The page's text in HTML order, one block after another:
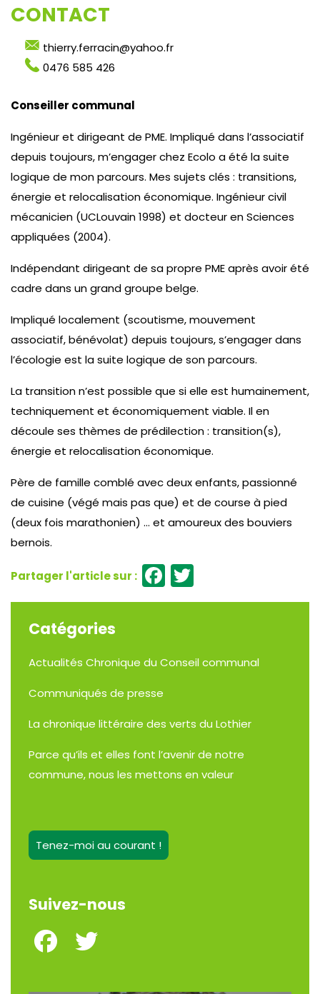
CONTACT
thierry.ferracin@yahoo.fr
0476 585 426
Conseiller communal
Ingénieur et dirigeant de PME. Impliqué dans l’associatif
depuis toujours, m’engager chez Ecolo a été la suite
logique de mon parcours. Mes sujets clés : transitions,
énergie et relocalisation économique. Ingénieur civil
mécanicien (UCLouvain 1998) et docteur en Sciences
appliquées (2004).
Indépendant dirigeant de sa propre PME après avoir été
cadre dans un grand groupe belge.
Impliqué localement (scoutisme, mouvement
associatif, bénévolat) depuis toujours, s’engager dans
l’écologie est la suite logique de son parcours.
La transition n’est possible que si elle est humainement,
techniquement et économiquement viable. Il en
découle ses thèmes de prédilection : transition(s),
énergie et relocalisation économique.
Père de famille comblé avec deux enfants, passionné
de cuisine (végé mais pas que) et de course à pied
(deux fois marathonien) … et amoureux des bouviers
bernois.
Facebook
Catégories
Actualités Chronique du Conseil communal
Communiqués de presse
La chronique littéraire des verts du Lothier
Parce qu’ils et elles font l’avenir de notre
commune, nous les mettons en valeur
Tenez-moi au courant !
Suivez-nous